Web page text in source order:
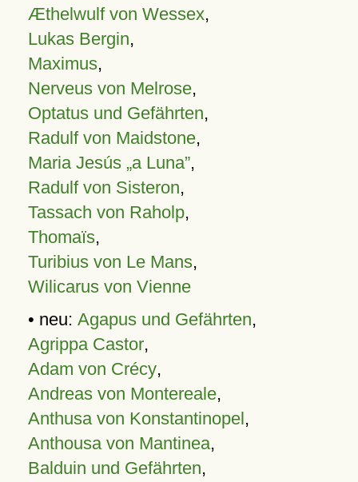
Æthelwulf von Wessex,
Lukas Bergin,
Maximus,
Nerveus von Melrose,
Optatus und Gefährten,
Radulf von Maidstone,
Maria Jesús „a Luna”,
Radulf von Sisteron,
Tassach von Raholp,
Thomaïs,
Turibius von Le Mans,
Wilicarus von Vienne
• neu: Agapus und Gefährten,
Agrippa Castor,
Adam von Crécy,
Andreas von Montereale,
Anthusa von Konstantinopel,
Anthousa von Mantinea,
Balduin und Gefährten,